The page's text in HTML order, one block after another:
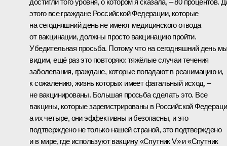
этого все граждане Российской Федерации, которые
на сегодняшний день не имеют медицинского отвода
от вакцинации, должны просто вакцинацию пройти.
Убедительная просьба. Потому что на сегодняшний день
видим, ещё раз это повторяю: тяжёлые случаи течения
заболевания, граждане, которые попадают в реанимацию и,
к сожалению, жизнь которых имеет фатальный исход, –
не вакцинированы. Большая просьба сделать это. Все
вакцины, которые зарегистрированы в Российской
а их четыре, они эффективны и безопасны, и это
подтверждено не только нашей страной, это подтверждено
и в мире, где используют вакцину «Спутник V» и «Спутник